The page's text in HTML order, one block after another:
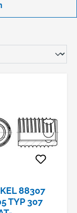
88307
TYP 307